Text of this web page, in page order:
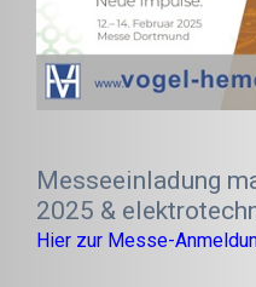
Messeeinladung
2025 &
Hier zur Messe-